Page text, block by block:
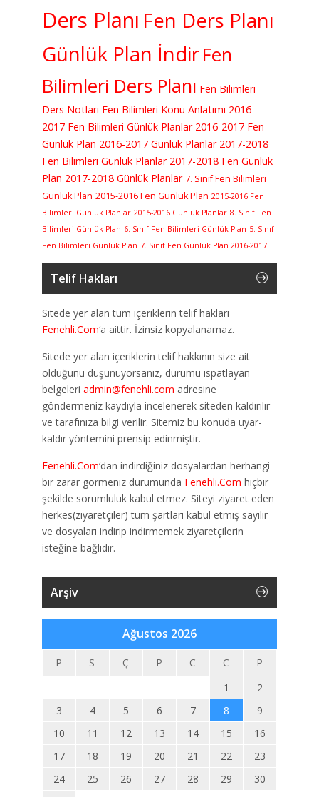
Ders Planı Fen Ders Planı
Günlük Plan İndirFen
Bilimleri Ders Planı Fen Bilimleri
Ders Notları Fen Bilimleri Konu Anlatımı 2016-
2017 Fen Bilimleri Günlük Planlar 2016-2017 Fen
Günlük Plan 2016-2017 Günlük Planlar 2017-2018
Fen Bilimleri Günlük Planlar 2017-2018 Fen Günlük
Plan 2017-2018 Günlük Planlar 7. Sınıf Fen Bilimleri
Günlük Plan 2015-2016 Fen Günlük Plan 2015-2016 Fen
Bilimleri Günlük Planlar 2015-2016 Günlük Planlar 8. Sınıf Fen
Bilimleri Günlük Plan 6. Sınıf Fen Bilimleri Günlük Plan 5. Sınıf
Fen Bilimleri Günlük Plan 7. Sınıf Fen Günlük Plan 2016-2017
Telif Hakları
Sitede yer alan tüm içeriklerin telif hakları
Fenehli.Com‘a aittir. İzinsiz kopyalanamaz.
Sitede yer alan içeriklerin telif hakkının size ait
olduğunu düşünüyorsanız, durumu ispatlayan
belgeleri admin@fenehli.com adresine
göndermeniz kaydıyla incelenerek siteden kaldırılır
ve tarafınıza bilgi verilir. Sitemiz bu konuda uyar-
kaldır yöntemini prensip edinmiştir.
Fenehli.Com‘dan indirdiğiniz dosyalardan herhangi
bir zarar görmeniz durumunda Fenehli.Com hiçbir
şekilde sorumluluk kabul etmez. Siteyi ziyaret eden
herkes(ziyaretçiler) tüm şartları kabul etmiş sayılır
ve dosyaları indirip indirmemek ziyaretçilerin
isteğine bağlıdır.
Arşiv
Ağustos 2026
P S Ç P C C
P
1
2
3
4 5 6 7 8
9
10
11 12 13 14 15
16
17
18 19 20 21 22
23
24
25 26 27 28 29
30